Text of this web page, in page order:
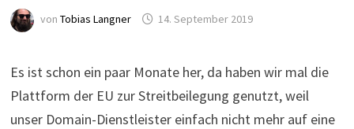
von Tobias Langner 14. September 2019
Es ist schon ein paar Monate her, da haben wir mal die
Plattform der EU zur Streitbeilegung genutzt, weil
unser Domain-Dienstleister einfach nicht mehr auf eine